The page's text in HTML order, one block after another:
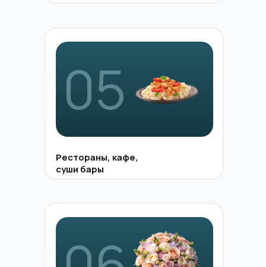
05
Рестораны, кафе,
суши бары